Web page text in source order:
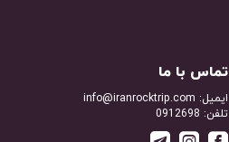
تماس با ما
ایمیل: info@iranrocktrip.com
تلفن: 0912698